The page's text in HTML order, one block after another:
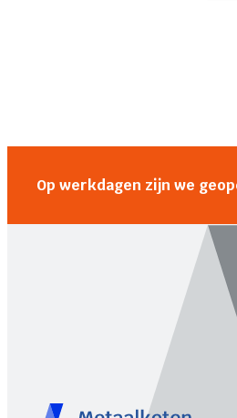
Op werkdagen zijn we